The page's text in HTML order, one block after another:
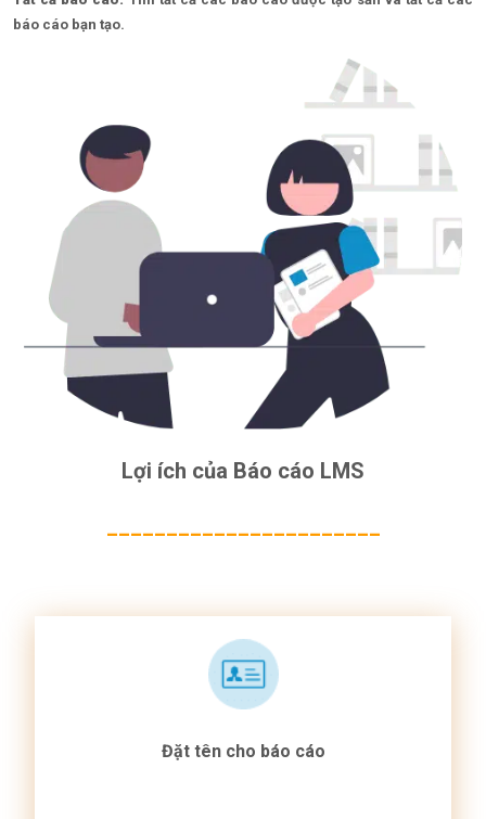
báo cáo bạn tạo.
Lợi ích của Báo cáo LMS
_______________________
Đặt tên cho báo cáo